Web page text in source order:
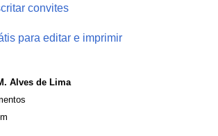
convites
para editar e imprimir
Alves de Lima